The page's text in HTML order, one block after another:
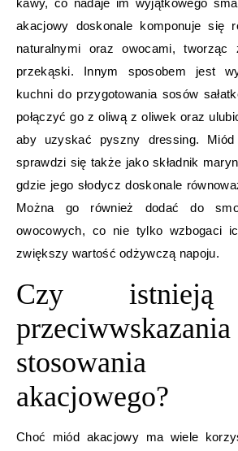
kawy, co nadaje im wyjątkowego
akacjowy doskonale komponuje się
naturalnymi oraz owocami, tworząc
przekąski. Innym sposobem jest
kuchni do przygotowania sosów
połączyć go z oliwą z oliwek oraz
aby uzyskać pyszny dressing. Miód
sprawdzi się także jako składnik
gdzie jego słodycz doskonale
Można go również dodać do
owocowych, co nie tylko wzbogaci
zwiększy wartość odżywczą napoju.
Czy istnieją
stosowania
akacjowego?
Choć miód akacjowy ma wiele